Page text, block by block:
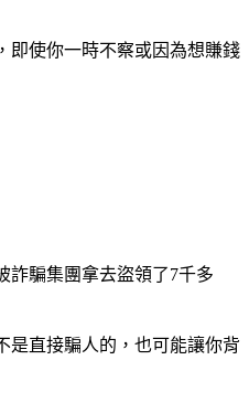
即使你一時不察或因為想賺錢
詐騙集團拿去盜領了7千多
是直接騙人的，也可能讓你背